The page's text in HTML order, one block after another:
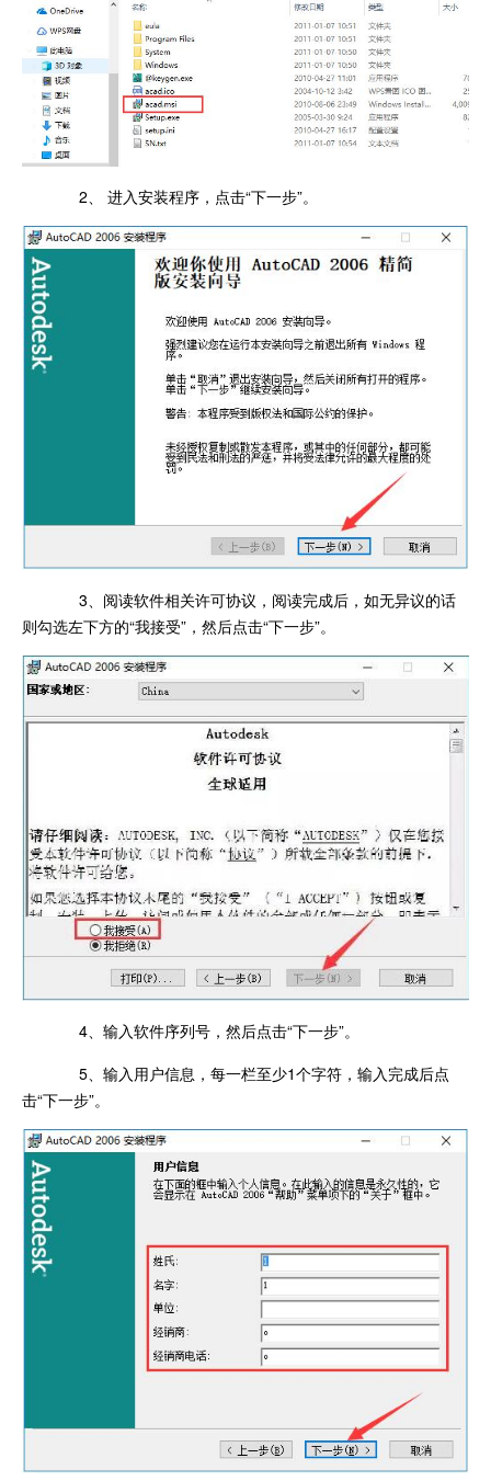
2、 进入安装程序，点击“下一步”。
3、阅读软件相关许可协议，阅读完成后，如无异议的话
则勾选左下方的“我接受”，然后点击“下一步”。
4、输入软件序列号，然后点击“下一步”。
5、输入用户信息，每一栏至少1个字符，输入完成后点
击“下一步”。